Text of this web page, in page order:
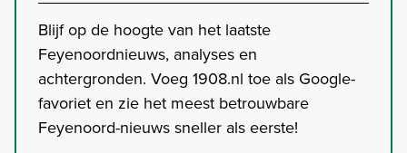
Blijf op de hoogte van het laatste
Feyenoordnieuws, analyses en
achtergronden. Voeg 1908.nl toe als Google-
favoriet en zie het meest betrouwbare
Feyenoord-nieuws sneller als eerste!